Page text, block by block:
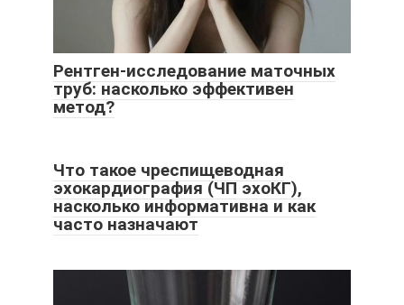
Рентген-исследование маточных
труб: насколько эффективен
метод?
Что такое чреспищеводная
эхокардиография (ЧП эхоКГ),
насколько информативна и как
часто назначают